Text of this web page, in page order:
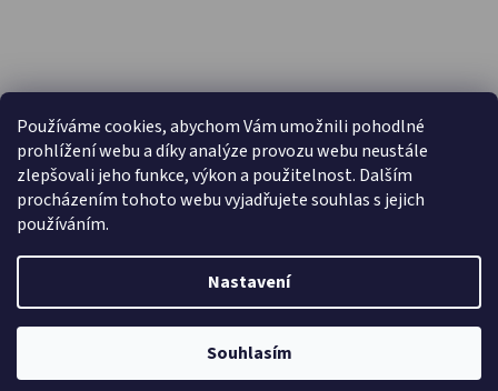
Používáme cookies, abychom Vám umožnili pohodlné
prohlížení webu a díky analýze provozu webu neustále
zlepšovali jeho funkce, výkon a použitelnost. Dalším
procházením tohoto webu vyjadřujete souhlas s jejich
používáním.
Nastavení
Souhlasím
PŘIJÍMÁME ONLINE PLATBY
Vytvořil Shoptet
Copyright 2026Capáčky.com. Všechna práva vyhrazena.